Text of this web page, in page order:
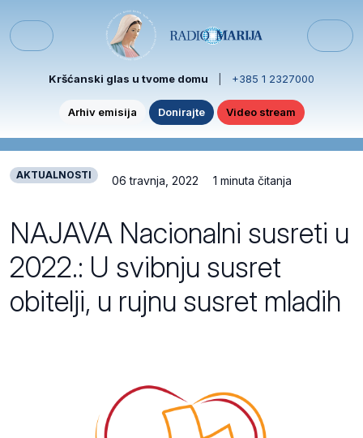
Menu
Kršćanski glas u tvome domu +385 1 2327000
Arhiv emisija Donirajte Video stream
AKTUALNOSTI 06 travnja, 2022 1 minuta čitanja
NAJAVA Nacionalni susreti u
2022.: U svibnju susret
obitelji, u rujnu susret mladih